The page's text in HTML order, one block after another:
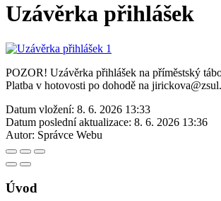
Uzávěrka přihlášek
POZOR! Uzávěrka přihlášek na příměstský
Platba v hotovosti po dohodě na
Datum vložení: 8. 6. 2026 13:33
Datum poslední aktualizace: 8. 6. 2026 13:36
Autor: Správce Webu
Úvod